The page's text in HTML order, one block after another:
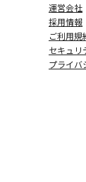
運営会社
採用情報
ご利用規
セキュリ
プライバ